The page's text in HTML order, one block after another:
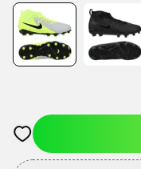
Åbner en Modal til at